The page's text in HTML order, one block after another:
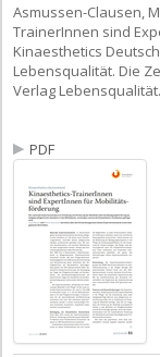
Asmussen-Clausen,
TrainerInnen sind
Kinaesthetics
Lebensqualität. Die
Verlag Lebensqualität.
PDF